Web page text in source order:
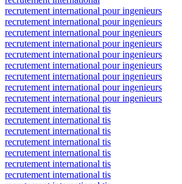
recrutement international pour ingenieurs
recrutement international pour ingenieurs
recrutement international pour ingenieurs
recrutement international pour ingenieurs
recrutement international pour ingenieurs
recrutement international pour ingenieurs
recrutement international pour ingenieurs
recrutement international pour ingenieurs
recrutement international pour ingenieurs
recrutement international tis
recrutement international tis
recrutement international tis
recrutement international tis
recrutement international tis
recrutement international tis
recrutement international tis